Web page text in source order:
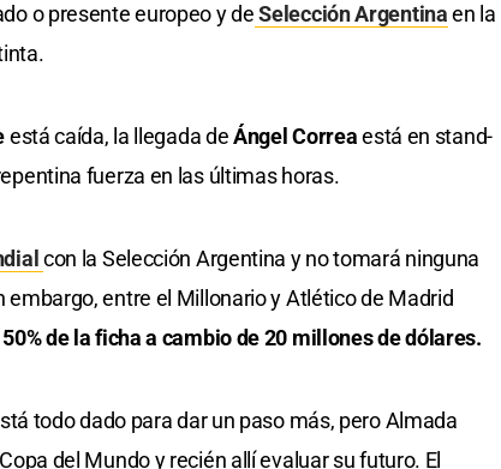
o presente europeo y deSelección Argentinaen la
está caída, la llegada deÁngel Correaestá en stand-
fuerza en las últimas horas.
con la Selección Argentina y no tomará ninguna
entre el Millonario y Atlético de Madrid
de la ficha a cambio de 20 millones de dólares.
todo dado para dar un paso más, pero Almada
del Mundo y recién allí evaluar su futuro. El